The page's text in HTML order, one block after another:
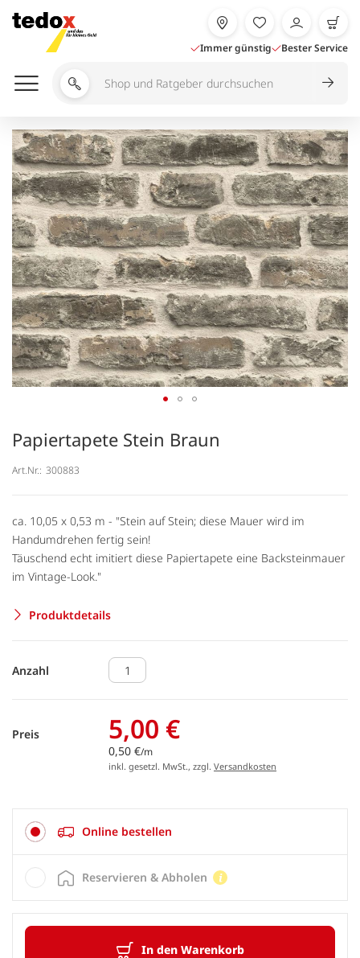
Inhalt
springen
Immer günstig Bester Service
Shop
Ratgeber
durchsuchen
Papiertapete Stein Braun
Art.Nr.: 300883
ca. 10,05 x 0,53 m - "Stein auf Stein; diese Mauer wird im
Handumdrehen fertig sein!
Täuschend echt imitiert diese Papiertapete eine Backsteinmauer
im Vintage-Look."
Produktdetails
Anzahl
Preis 5,00 €
0,50 €/m
inkl. gesetzl. MwSt., zzgl. Versandkosten
Online bestellen
In den Warenkorb
Reservieren & Abholen